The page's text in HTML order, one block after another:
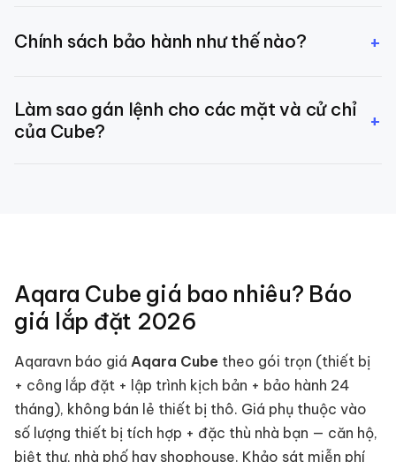
hợp vào Aqara Home — đèn, rèm, điều hòa, công tắc,
Chính sách bảo hành như thế nào? +
bởi Aqaravn với bảo hành 24 tháng. Sản phẩm lỗi nhà
sản xuất sẽ được đổi mới hoặc sửa chữa miễn phí.
Làm sao gán lệnh cho các mặt và cử chỉ
của Cube?
+
Aqara Cube giá bao nhiêu? Báo
giá lắp đặt 2026
Aqaravn báo giá Aqara Cube theo gói trọn (thiết bị
+ công lắp đặt + lập trình kịch bản + bảo hành 24
tháng), không bán lẻ thiết bị thô. Giá phụ thuộc vào
số lượng thiết bị tích hợp + đặc thù nhà bạn — căn hộ,
biệt thự, nhà phố hay shophouse. Khảo sát miễn phí